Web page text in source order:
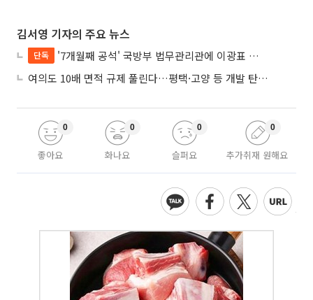
김서영 기자의 주요 뉴스
단독
'7개월째 공석' 국방부 법무관리관에 이광표 변호사 내정
여의도 10배 면적 규제 풀린다…평택·고양 등 개발 탄력 기대
좋아요
0
화나요
0
슬퍼요
0
추가취재 원해요
0